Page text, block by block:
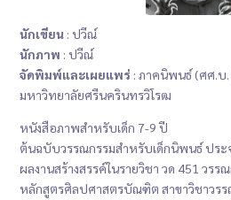
นักเขียน : ปวีณ์
นักภาพ : ปวีณ์
จัดพิมพ์และเผยแพร่ : ภาคนิพนธ์ (ศศ.บ.
มหาวิทยาลัยศรีนครินทรวิโรฒ
หนังสือภาพสำหรับเด็ก 7-9 ปี
ต้นฉบับวรรณกรรมสำหรับเด็กนิพนธ์ ประ
ผลงานสร้างสรรค์ในรายวิชา วด 451 วร
หลักสูตรศิลปศาสตรบัณฑิต สาขาวิชาวรร